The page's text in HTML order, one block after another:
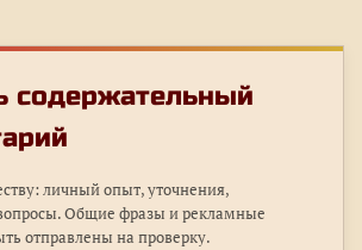
содержательный
личный опыт, уточнения,
Общие фразы и рекламные
отправлены на проверку.